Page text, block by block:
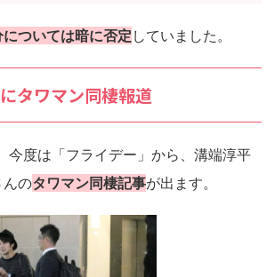
については暗に否定 していました。
タワマン同棲報道
今度は「フライデー」から、溝端淳平
んのタワマン同棲記事が出ます。